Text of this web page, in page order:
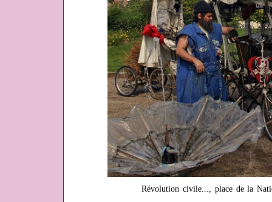
Révolution civile..., place de la